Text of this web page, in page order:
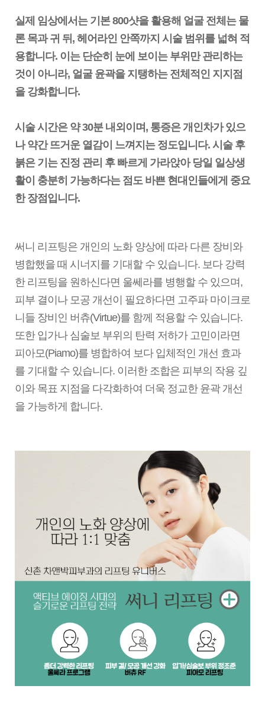
실제 임상에서는 기본 800샷을 활용해 얼굴 전체는 물
론 목과 귀 뒤, 헤어라인 안쪽까지 시술 범위를 넓혀 적
용합니다. 이는 단순히 눈에 보이는 부위만 관리하는
것이 아니라, 얼굴 윤곽을 지탱하는 전체적인 지지점
을 강화합니다.
시술 시간은 약 30분 내외이며, 통증은 개인차가 있으
나 약간 뜨거운 열감이 느껴지는 정도입니다. 시술 후
붉은 기는 진정 관리 후 빠르게 가라앉아 당일 일상생
활이 충분히 가능하다는 점도 바쁜 현대인들에게 중요
한 장점입니다.
써니 리프팅은 개인의 노화 양상에 따라 다른 장비와
병합했을 때 시너지를 기대할 수 있습니다. 보다 강력
한 리프팅을 원하신다면 울쎄라를 병행할 수 있으며,
피부 결이나 모공 개선이 필요하다면 고주파 마이크로
니들 장비인 버츄(Virtue)를 함께 적용할 수 있습니다.
또한 입가나 심술보 부위의 탄력 저하가 고민이라면
피아모(Piamo)를 병합하여 보다 입체적인 개선 효과
를 기대할 수 있습니다. 이러한 조합은 피부의 작용 깊
이와 목표 지점을 다각화하여 더욱 정교한 윤곽 개선
을 가능하게 합니다.